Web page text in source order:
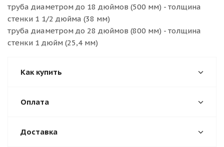
труба диаметром до 18 дюймов (500 мм) - толщина
стенки 1 1/2 дюйма (38 мм)
труба диаметром до 28 дюймов (800 мм) - толщина
стенки 1 дюйм (25,4 мм)
Как купить
Оплата
Доставка